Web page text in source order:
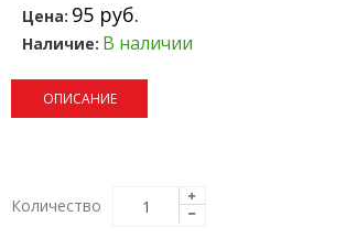
Цена: 95 руб.
Наличие: В наличии
ОПИСАНИЕ
Количество